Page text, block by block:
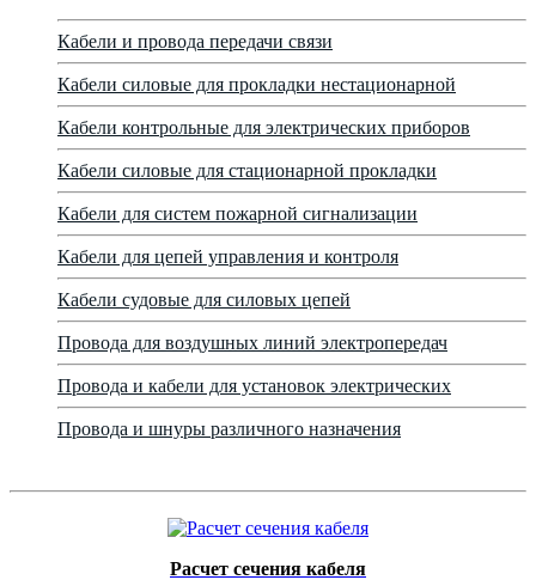
Кабели и провода передачи связи
Кабели силовые для прокладки нестационарной
Кабели контрольные для электрических приборов
Кабели силовые для стационарной прокладки
Кабели для систем пожарной сигнализации
Кабели для цепей управления и контроля
Кабели судовые для силовых цепей
Провода для воздушных линий электропередач
Провода и кабели для установок электрических
Провода и шнуры различного назначения
Расчет сечения кабеля